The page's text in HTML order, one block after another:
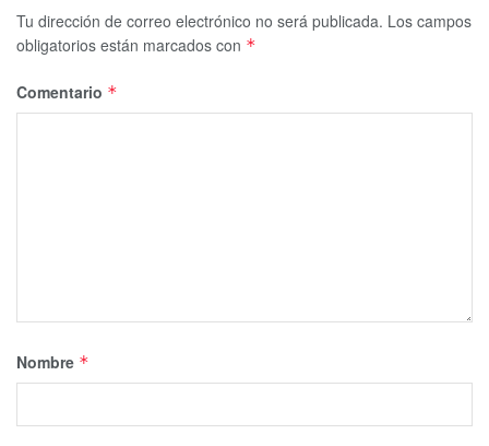
Tu dirección de correo electrónico no será publicada. Los campos
obligatorios están marcados con *
Comentario *
Nombre *